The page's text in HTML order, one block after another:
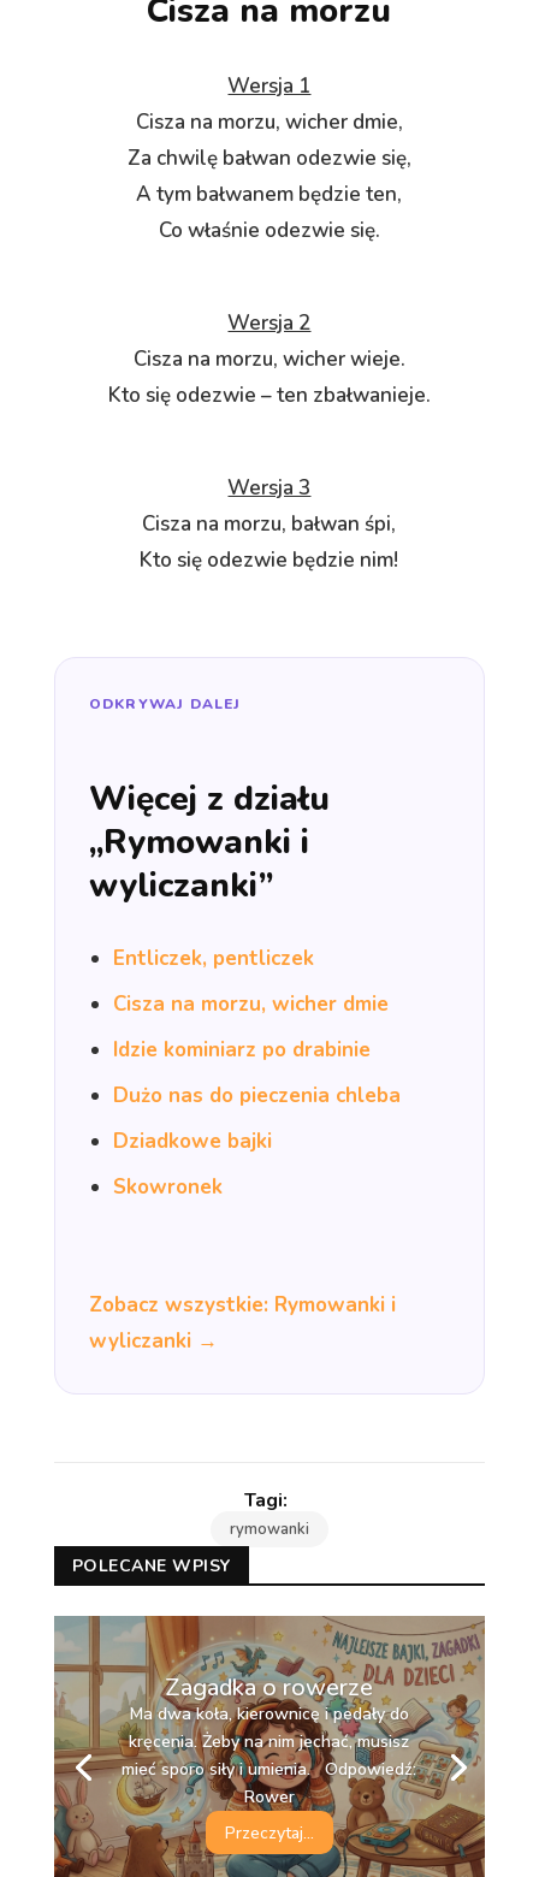
Cisza na morzu
Wersja 1
Cisza na morzu, wicher dmie,
Za chwilę bałwan odezwie się,
A tym bałwanem będzie ten,
Co właśnie odezwie się.
Wersja 2
Cisza na morzu, wicher wieje.
Kto się odezwie – ten zbałwanieje.
Wersja 3
Cisza na morzu, bałwan śpi,
Kto się odezwie będzie nim!
ODKRYWAJ DALEJ
Więcej z działu
„Rymowanki i
wyliczanki”
Entliczek, pentliczek
Cisza na morzu, wicher dmie
Idzie kominiarz po drabinie
Dużo nas do pieczenia chleba
Dziadkowe bajki
Skowronek
Zobacz wszystkie: Rymowanki i
wyliczanki →
rymowanki
POLECANE WPISY
Zagadka o rowerze
Ma dwa koła, kierownicę i pedały do
kręcenia. Żeby na nim jechać, musisz
mieć sporo siły i umienia. Odpowiedź:
Rower
Przeczytaj...